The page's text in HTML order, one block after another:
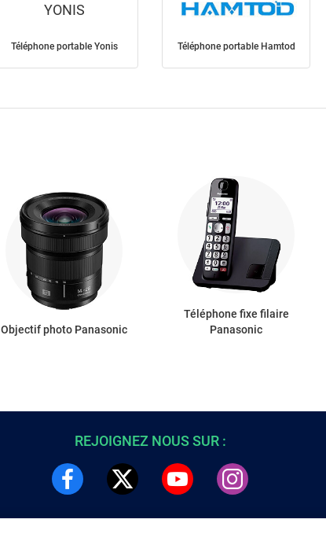
YONIS
Téléphone portable Yonis Téléphone portable Hamtod
Objectif photo Panasonic
Téléphone fixe filaire
Panasonic
REJOIGNEZ NOUS SUR :